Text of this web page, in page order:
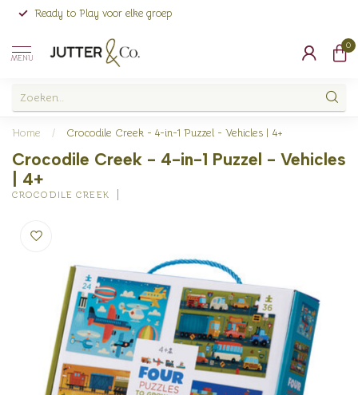
Ready to Play voor elke groep
MENU
0
Home / Crocodile Creek - 4-in-1 Puzzel - Vehicles | 4+
Crocodile Creek - 4-in-1 Puzzel - Vehicles
| 4+
CROCODILE CREEK